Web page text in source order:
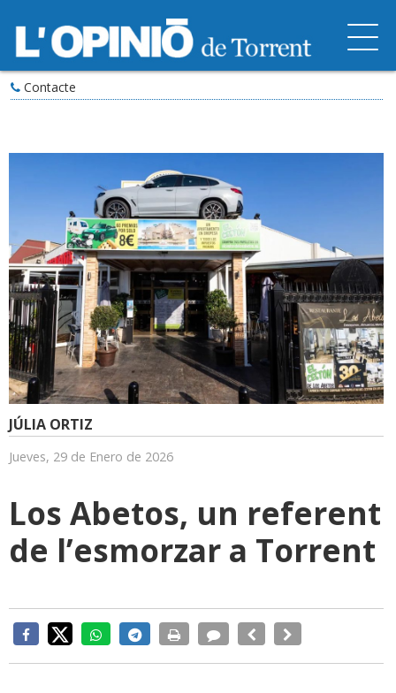
Contacte
JÚLIA ORTIZ
Jueves, 29 de Enero de 2026
Los Abetos, un referent
de l’esmorzar a Torrent